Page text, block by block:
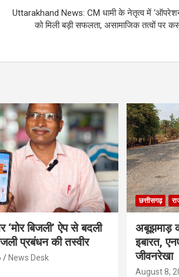
Uttarakhand News: CM धामी के नेतृत्व में
को मिली बड़ी सफलता, असामाजिक तत्वों पर
‘मोर बिजली’ ऐप से बदली
प्रबंधन की तस्वीर
News Desk
छत्तीसगढ़
अबूझमाड़
इबारत,
जीवनरेखा
August 8,